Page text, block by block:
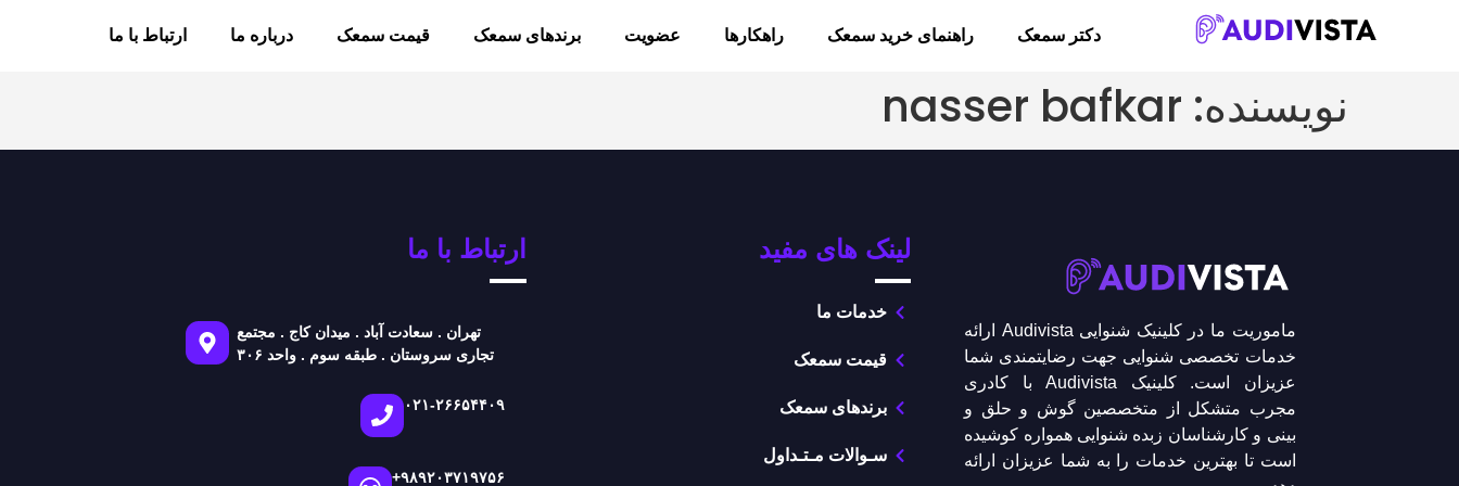
دکتر سمعک راهنمای خرید سمعک راهکارها عضویت برندهای سمعک قیمت سمعک درباره ما ارتباط با ما
نویسنده: nasser bafkar
ماموریت ما در کلینیک شنوایی Audivista ارائه
خدمات تخصصی شنوایی جهت رضایتمندی شما
عزیزان است. کلینیک Audivista با کادری
مجرب متشکل از متخصصین گوش و حلق و
بینی و کارشناسان زبده شنوایی همواره کوشیده
است تا بهترین خدمات را به شما عزیزان ارائه
لینک های مفید
خدمات ما
قیمت سمعک
برندهای سمعک
سـوالات مـتـداول
ارتباط با ما
تهران . سعادت آباد . میدان کاج . مجتمع
تجاری سروستان . طبقه سوم . واحد ۳۰۶
۰۲۱-۲۶۶۵۴۴۰۹
+۹۸۹۲۰۳۷۱۹۷۵۶